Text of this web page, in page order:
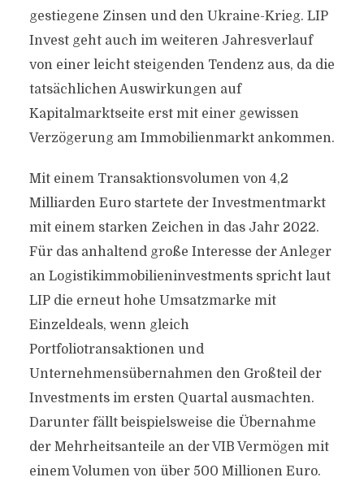
gestiegene Zinsen und den Ukraine-Krieg. LIP
Invest geht auch im weiteren Jahresverlauf
von einer leicht steigenden Tendenz aus, da die
tatsächlichen Auswirkungen auf
Kapitalmarktseite erst mit einer gewissen
Verzögerung am Immobilienmarkt ankommen.
Mit einem Transaktionsvolumen von 4,2
Milliarden Euro startete der Investmentmarkt
mit einem starken Zeichen in das Jahr 2022.
Für das anhaltend große Interesse der Anleger
an Logistikimmobilieninvestments spricht laut
LIP die erneut hohe Umsatzmarke mit
Einzeldeals, wenn gleich
Portfoliotransaktionen und
Unternehmensübernahmen den Großteil der
Investments im ersten Quartal ausmachten.
Darunter fällt beispielsweise die Übernahme
der Mehrheitsanteile an der VIB Vermögen mit
einem Volumen von über 500 Millionen Euro.